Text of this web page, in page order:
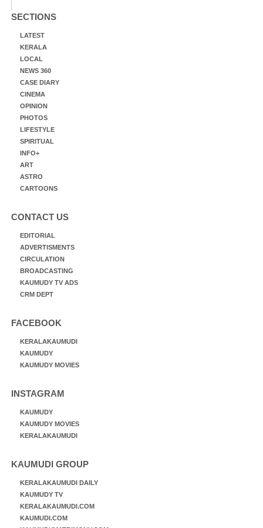
SECTIONS
LATEST
KERALA
LOCAL
NEWS 360
CASE DIARY
CINEMA
OPINION
PHOTOS
LIFESTYLE
SPIRITUAL
INFO+
ART
ASTRO
CARTOONS
CONTACT US
EDITORIAL
ADVERTISMENTS
CIRCULATION
BROADCASTING
KAUMUDY TV ADS
CRM DEPT
FACEBOOK
KERALAKAUMUDI
KAUMUDY
KAUMUDY MOVIES
INSTAGRAM
KAUMUDY
KAUMUDY MOVIES
KERALAKAUMUDI
KAUMUDI GROUP
KERALAKAUMUDI DAILY
KAUMUDY TV
KERALAKAUMUDI.COM
KAUMUDI.COM